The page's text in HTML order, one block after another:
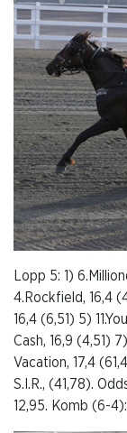
Lopp 5: 1)
4.Rockfield, 16,4
16,4 (6,51) 5)
Cash, 16,9 (4,51)
Vacation, 17,4
S.I.R., (41,78).
12,95. Komb (6-